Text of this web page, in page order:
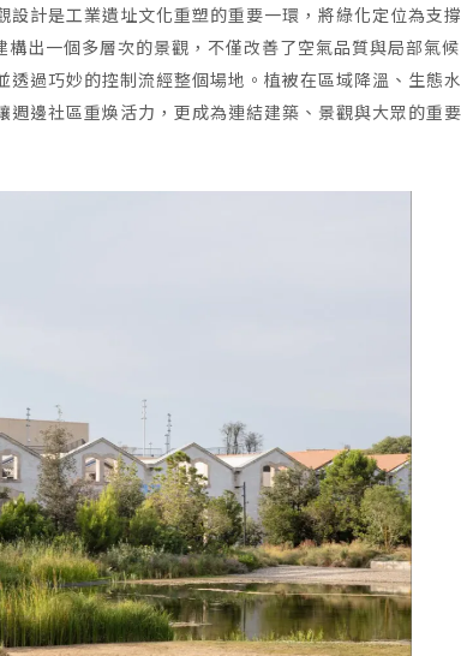
計是工業遺址文化重塑的重要一環，將綠化定位為支
出一個多層次的景觀，不僅改善了空氣品質與局部氣
過巧妙的控制流經整個場地。植被在區域降溫、生態
邊社區重煥活力，更成為連結建築、景觀與大眾的重